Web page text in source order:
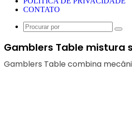
CONTATO
Gamblers Table mistura
Gamblers Table combina